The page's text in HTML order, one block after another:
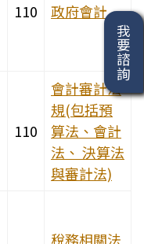
110 政府會計
110
會計審計法
規(包括預
算法、會計
法、 決算法
與審計法)
稅務相關法
我要諮詢